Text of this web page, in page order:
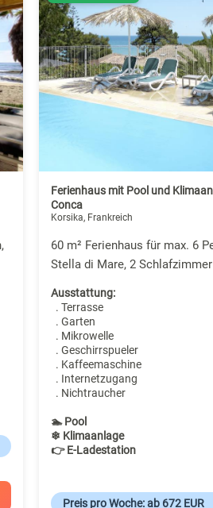
Ferienhaus mit Pool und
Conca
Korsika, Frankreich
60 m² Ferienhaus für max. 6
Stella di Mare, 2 Schlafzimmer
Ausstattung:
. Terrasse
. Garten
. Mikrowelle
. Geschirrspueler
. Kaffeemaschine
. Internetzugang
. Nichtraucher
🏊 Pool
❄ Klimaanlage
👉 E-Ladestation
Preis pro Woche: ab 672 EUR